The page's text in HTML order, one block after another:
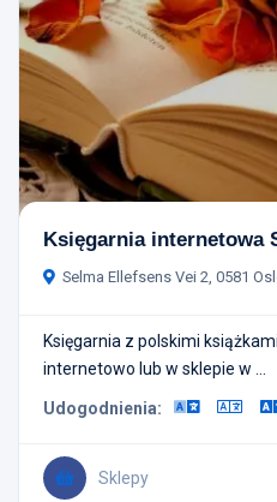
Księgarnia internetowa
Selma Ellefsens Vei 2, 0581
Księgarnia z polskimi
internetowo lub w sklepie w ...
Udogodnienia:
Sklepy